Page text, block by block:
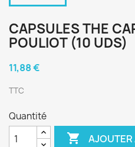
CAPSULES THE
POULIOT (10 UDS)
11,88 €
TTC
Quantité
 AJOUTER